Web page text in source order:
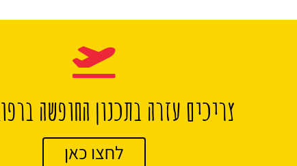
צריכים עזרה בתכנון החופשה
לחצו כאן